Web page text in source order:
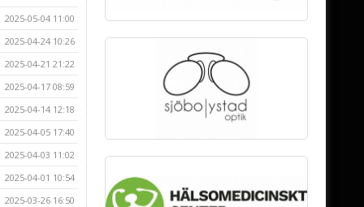
2025-05-04 11:00
2025-04-24 10:26
2025-04-21 21:22
2025-04-17 08:59
2025-04-14 12:18
2025-04-05 17:40
2025-04-03 11:02
2025-04-01 10:54
2025-03-26 16:50